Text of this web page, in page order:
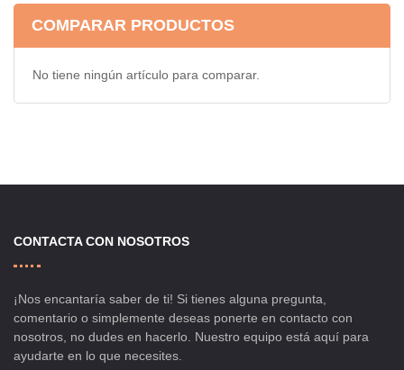
COMPARAR PRODUCTOS
No tiene ningún artículo para comparar.
CONTACTA CON NOSOTROS
¡Nos encantaría saber de ti! Si tienes alguna pregunta,
comentario o simplemente deseas ponerte en contacto con
nosotros, no dudes en hacerlo. Nuestro equipo está aquí para
ayudarte en lo que necesites.